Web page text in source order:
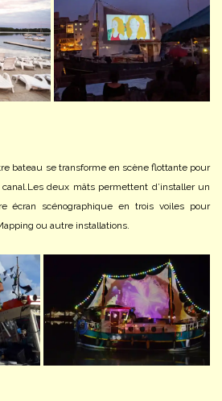
bateau se transforme en scène flottante pour
Les deux mâts permettent d’installer un
écran scénographique en trois voiles pour
ou autre installations.